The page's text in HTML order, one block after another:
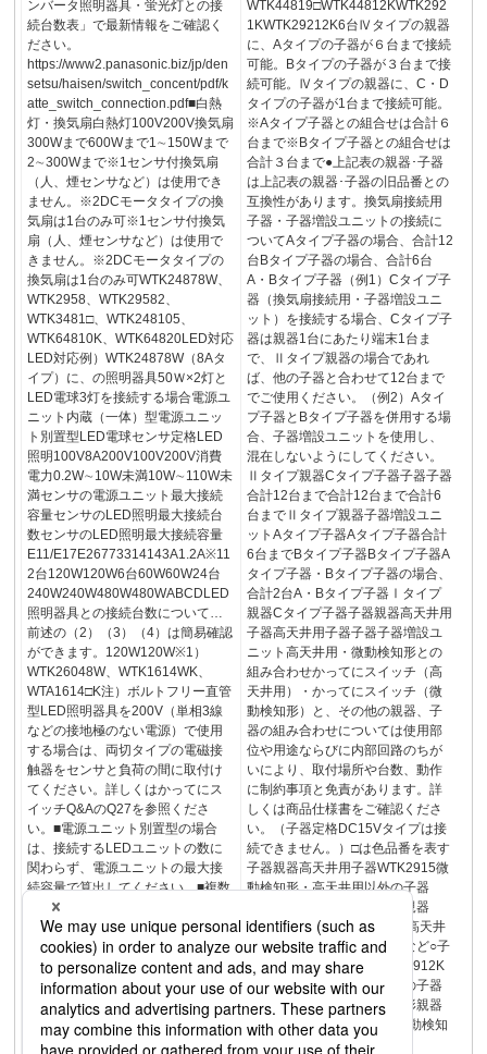
ンバータ照明器具・蛍光灯との接
続台数表」で最新情報をご確認く
ださい。
https://www2.panasonic.biz/jp/den
setsu/haisen/switch_concent/pdf/k
atte_switch_connection.pdf■白熱
灯・換気扇白熱灯100V200V換気扇
300Wまで600Wまで1∼150Wまで
2∼300Wまで※1センサ付換気扇
（人、煙センサなど）は使用でき
ません。※2DCモータタイプの換
気扇は1台のみ可※1センサ付換気
扇（人、煙センサなど）は使用で
きません。※2DCモータタイプの
換気扇は1台のみ可WTK24878W、
WTK2958、WTK29582、
WTK3481□、WTK248105、
WTK64810K、WTK64820LED対応
LED対応例）WTK24878W（8Aタ
イプ）に、の照明器具50Ｗ×2灯と
LED電球3灯を接続する場合電源ユ
ニット内蔵（一体）型電源ユニッ
ト別置型LED電球センサ定格LED
照明100V8A200V100V200V消費
電力0.2W∼10W未満10W∼110W未
満センサの電源ユニット最大接続
容量センサのLED照明最大接続台
数センサのLED照明最大接続容量
E11/E17E26773314143A1.2A※11
2台120W120W6台60W60W24台
240W240W480W480WABCDLED
照明器具との接続台数について…
前述の（2）（3）（4）は簡易確認
ができます。120W120W※1）
WTK26048W、WTK1614WK、
WTA1614□K注）ボルトフリー直管
型LED照明器具を200V（単相3線
などの接地極のない電源）で使用
する場合は、両切タイプの電磁接
触器をセンサと負荷の間に取付け
てください。詳しくはかってにス
イッチQ&AのQ27を参照くださ
い。■電源ユニット別置型の場合
は、接続するLEDユニットの数に
関わらず、電源ユニットの最大接
続容量で算出してください。■複数
タイプの照明器具を組み合わせる
場合は、次のように計算し、１以
下（容量が１００％以下）であれ
ば接続可能です。■接続台数表（当
社製）（簡易計算表）50×2240＋
0.42＋0.21・・・容量の63％とい
う意味です。＝＝0.63≦1314（接
続可）□は色品番を表す15
WTK44819□WTK44812KWTK292
1KWTK29212K6台Ⅳタイプの親器
に、Aタイプの子器が６台まで接続
可能。Bタイプの子器が３台まで接
続可能。Ⅳタイプの親器に、C・D
タイプの子器が1台まで接続可能。
※Aタイプ子器との組合せは合計６
台まで※Bタイプ子器との組合せは
合計３台まで●上記表の親器･子器
は上記表の親器･子器の旧品番との
互換性があります。換気扇接続用
子器・子器増設ユニットの接続に
ついてAタイプ子器の場合、合計12
台Bタイプ子器の場合、合計6台
A・Bタイプ子器（例1）Cタイプ子
器（換気扇接続用・子器増設ユニ
ット）を接続する場合、Cタイプ子
器は親器1台にあたり端末1台ま
で、Ⅱタイプ親器の場合であれ
ば、他の子器と合わせて12台まで
でご使用ください。（例2）Aタイ
プ子器とBタイプ子器を併用する場
合、子器増設ユニットを使用し、
混在しないようにしてください。
Ⅱタイプ親器Cタイプ子器子器子器
合計12台まで合計12台まで合計6
台までⅡタイプ親器子器増設ユニ
ットAタイプ子器Aタイプ子器合計
6台までBタイプ子器Bタイプ子器A
タイプ子器・Bタイプ子器の場合、
合計2台A・Bタイプ子器Ⅰタイプ
親器Cタイプ子器子器親器高天井用
子器高天井用子器子器子器増設ユ
ニット高天井用・微動検知形との
組み合わせかってにスイッチ（高
天井用）・かってにスイッチ（微
動検知形）と、その他の親器、子
器の組み合わせについては使用部
位や用途ならびに内部回路のちが
いにより、取付場所や台数、動作
に制約事項と免責があります。詳
しくは商品仕様書をご確認くださ
い。（子器定格DC15Vタイプは接
続できません。）□は色品番を表す
子器親器高天井用子器WTK2915微
動検知形・高天井用以外の子器
WTK29128Wなど高天井用親器
WTK248105○微動検知形・高天井
用以外の親器WTK24878Wなど○子
器親器微動検知形子器WTK6912K
微動検知形・高天井用以外の子器
WTK29128Wなど微動検知形親器
WTK64810KWTK64820○微動検知
形・高天井用以外の親器